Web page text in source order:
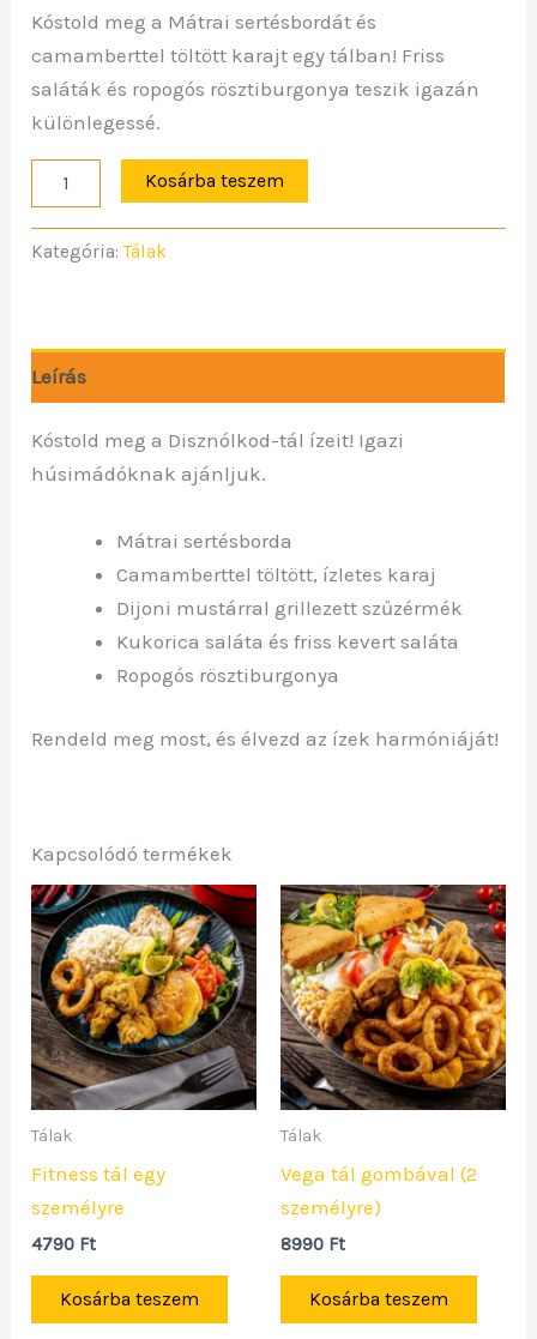
Kóstold meg a Mátrai sertésbordát és
camamberttel töltött karajt egy tálban! Friss
saláták és ropogós rösztiburgonya teszik igazán
különlegessé.
Kosárba teszem
Kategória:Tálak
Leírás
Kóstold meg a Disznólkod-tál ízeit! Igazi
húsimádóknak ajánljuk.
Mátrai sertésborda
Camamberttel töltött, ízletes karaj
Dijoni mustárral grillezett szűzérmék
Kukorica saláta és friss kevert saláta
Ropogós rösztiburgonya
Rendeld meg most, és élvezd az ízek harmóniáját!
Kapcsolódó termékek
Tálak
Fitness tál egy
személyre
4790 Ft
Kosárba teszem
Tálak
Vega tál gombával (2
személyre)
8990 Ft
Kosárba teszem